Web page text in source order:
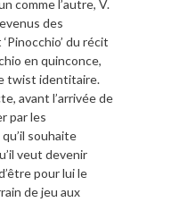
comme l’autre, V.
des
du récit
en quinconce,
twist identitaire.
avant l’arrivée de
par les
souhaite
veut devenir
pour lui le
de jeu aux